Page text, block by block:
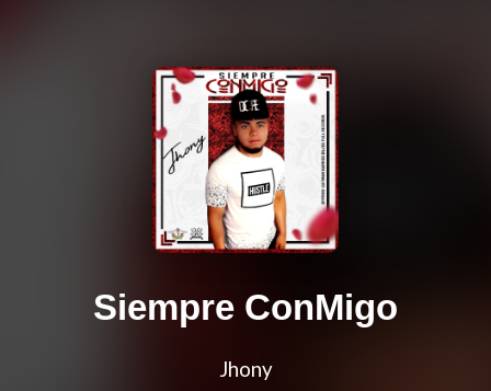
Siempre ConMigo
Jhony